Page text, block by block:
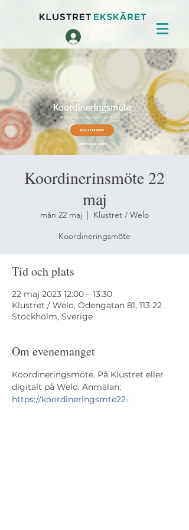
Koordinerinsmöte 22
maj
mån 22 maj
  |
Klustret / Welo
Koordineringsmöte
Tid och plats
22 maj 2023 12:00 – 13:30
Klustret / Welo, Odengatan 81, 113 22
Stockholm, Sverige
Om evenemanget
Koordineringsmöte. På Klustret eller
digitalt på Welo. Anmälan:
https://koordineringsmte22-